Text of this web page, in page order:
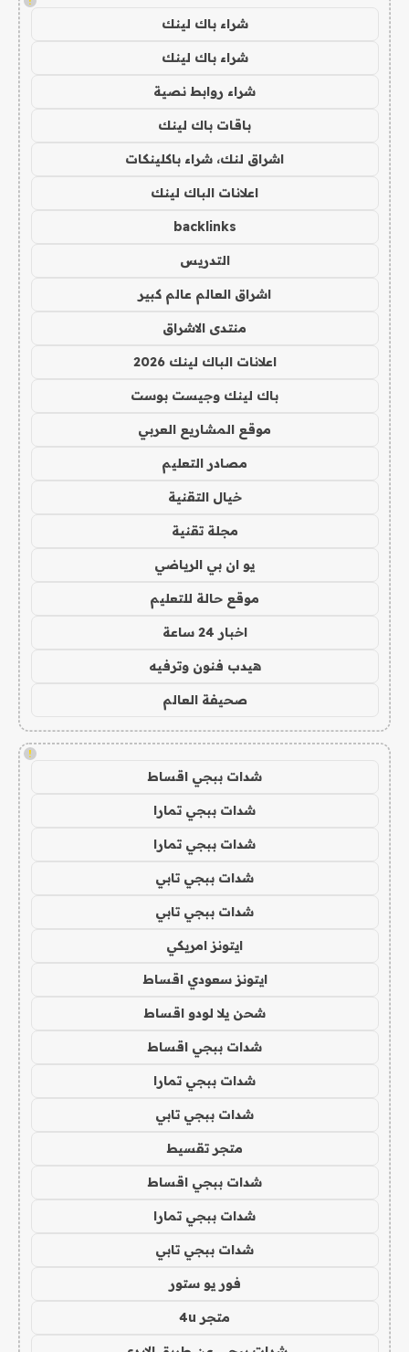
شراء باك لينك
شراء باك لينك
شراء روابط نصية
باقات باك لينك
اشراق لنك، شراء باكلينكات
اعلانات الباك لينك
backlinks
التدريس
اشراق العالم عالم كبير
منتدى الاشراق
اعلانات الباك لينك 2026
باك لينك وجيست بوست
موقع المشاريع العربي
مصادر التعليم
خيال التقنية
مجلة تقنية
يو ان بي الرياضي
موقع حالة للتعليم
اخبار 24 ساعة
هيدب فنون وترفيه
صحيفة العالم
!
شدات ببجي اقساط
شدات ببجي تمارا
شدات ببجي تمارا
شدات ببجي تابي
شدات ببجي تابي
ايتونز امريكي
ايتونز سعودي اقساط
شحن يلا لودو اقساط
شدات ببجي اقساط
شدات ببجي تمارا
شدات ببجي تابي
متجر تقسيط
شدات ببجي اقساط
شدات ببجي تمارا
شدات ببجي تابي
فور يو ستور
متجر 4u